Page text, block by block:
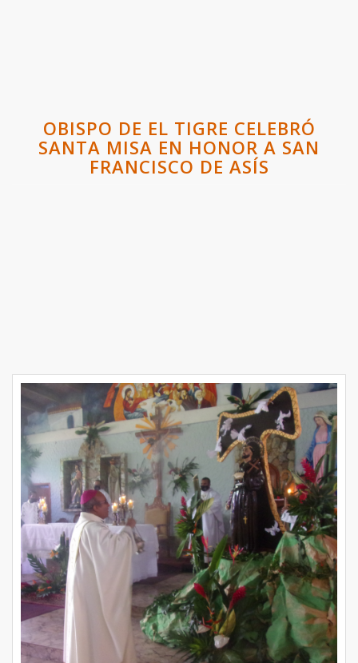
OBISPO DE EL TIGRE CELEBRÓ
SANTA MISA EN HONOR A SAN
FRANCISCO DE ASÍS